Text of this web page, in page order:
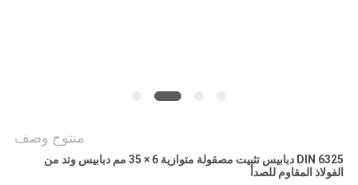
منتوج وصف
DIN 6325 دبابيس تثبيت مصقولة متوازية 6 × 35 مم دبابيس وتد من
الفولاذ المقاوم للصدأ